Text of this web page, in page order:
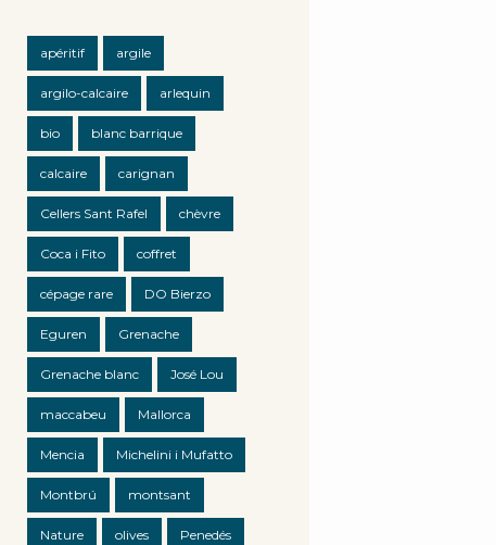
apéritif argile
argilo-calcaire arlequin
bio blanc barrique
calcaire carignan
Cellers Sant Rafel chèvre
Coca i Fito coffret
cépage rare DO Bierzo
Eguren Grenache
Grenache blanc José Lou
maccabeu Mallorca
Mencia Michelini i Mufatto
Montbrú montsant
Nature olives Penedés